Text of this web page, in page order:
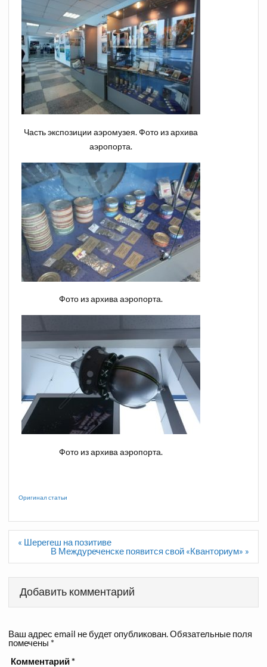
Часть экспозиции аэромузея. Фото из архива
аэропорта.
Фото из архива аэропорта.
Фото из архива аэропорта.
Оригинал статьи
Навигация
« Шерегеш на позитиве
В Междуреченске появится свой «Кванториум» »
Добавить комментарий
Ваш адрес email не будет опубликован.Обязательные поля
помечены *
Комментарий*